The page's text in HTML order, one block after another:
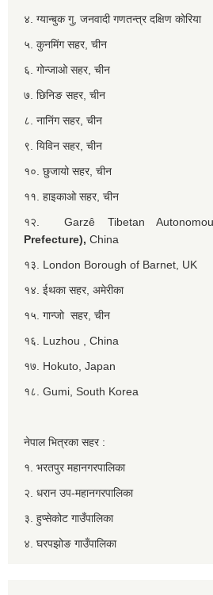
४. ग्यान्बुक गु, जनवादी गणतन्त्र दक्षिण कोरिया
५. कुनमिंग सहर, चीन
६. गोन्जाओ सहर, चीन
७. छिनिङ सहर, चीन
८. नानिंग सहर, चीन
९. यिविन सहर, चीन
१०. छुजायो सहर, चीन
११. हाइकाओ सहर, चीन
१२. Garzê Tibetan
Prefecture), China
१३. London Borough of Barnet, UK
१४. ईथका सहर, अमेरीका
१५. गान्जो सहर, चीन
१६. Luzhou , China
१७. Hokuto, Japan
१८. Gumi, South Korea
नेपाल भित्रका सहर :
१. भरतपुर महानगरपालिका
२. धरान उप-महानगरपालिका
३. हुप्सेकोट गाउँपालिका
४. घरपझोङ गाउँपालिका